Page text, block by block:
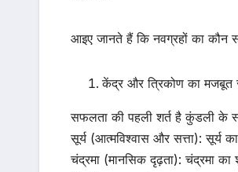
आइए जानते हैं कि नवग्रहों का कौन
केंद्र और त्रिकोण का मजबूत
सफलता की पहली शर्त है कुंडली के
सूर्य (आत्मविश्वास और सत्ता): सूर्य
चंद्रमा (मानसिक दृढ़ता): चंद्रमा